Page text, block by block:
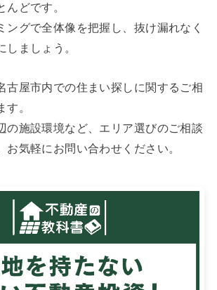
んどです。
ングで全体像を把握し、抜け漏れなく
しましょう。
古屋市内での住まい探しに関するご相
。
の施設環境など、エリア選びのご相談
お気軽にお問い合わせください。